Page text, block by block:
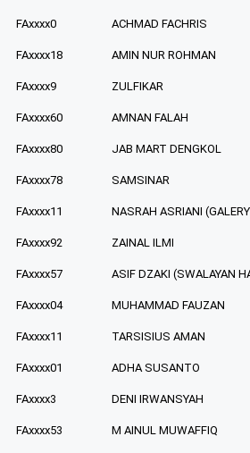
FAxxxx0 ACHMAD FACHRIS
FAxxxx18 AMIN NUR ROHMAN
FAxxxx9 ZULFIKAR
FAxxxx60 AMNAN FALAH
FAxxxx80 JAB MART DENGKOL
FAxxxx78 SAMSINAR
FAxxxx11 NASRAH ASRIANI
FAxxxx92 ZAINAL ILMI
FAxxxx57 ASIF DZAKI (SWALAYAN
FAxxxx04 MUHAMMAD FAUZAN
FAxxxx11 TARSISIUS AMAN
FAxxxx01 ADHA SUSANTO
FAxxxx3 DENI IRWANSYAH
FAxxxx53 M AINUL MUWAFFIQ